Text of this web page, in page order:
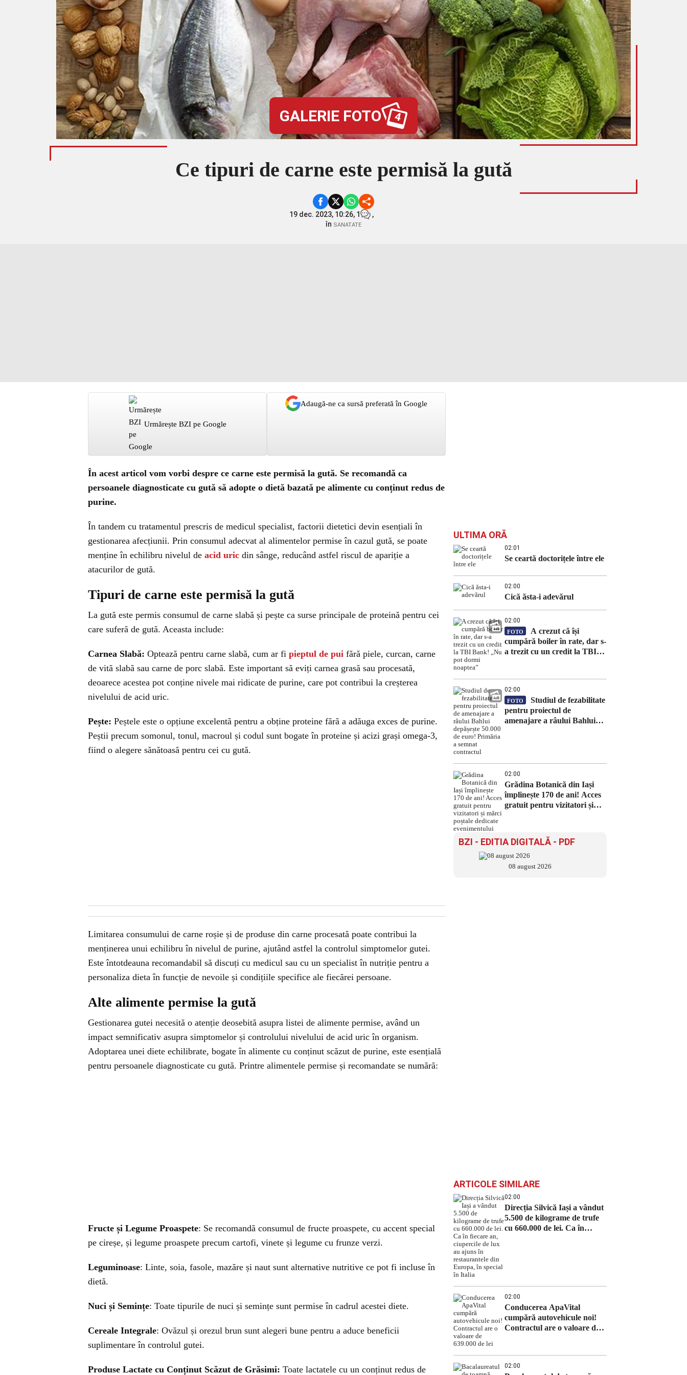
GALERIE FOTO 4
Ce tipuri de carne este permisă la gută
19 dec. 2023, 10:26, 1
,
în SANATATE
Urmărește BZI pe Google
Adaugă-ne ca sursă preferată în Google
În acest articol vom vorbi despre ce carne este permisă la gută. Se recomandă ca
persoanele diagnosticate cu gută să adopte o dietă bazată pe alimente cu conținut redus de
purine.
În tandem cu tratamentul prescris de medicul specialist, factorii dietetici devin esențiali în
gestionarea afecțiunii. Prin consumul adecvat al alimentelor permise în cazul gută, se poate
menține în echilibru nivelul de acid uric din sânge, reducând astfel riscul de apariție a
atacurilor de gută.
Tipuri de carne este permisă la gută
La gută este permis consumul de carne slabă și pește ca surse principale de proteină pentru cei
care suferă de gută. Aceasta include:
Carnea Slabă: Optează pentru carne slabă, cum ar fi pieptul de pui fără piele, curcan, carne
de vită slabă sau carne de porc slabă. Este important să eviți carnea grasă sau procesată,
deoarece acestea pot conține nivele mai ridicate de purine, care pot contribui la creșterea
nivelului de acid uric.
Pește: Peștele este o opțiune excelentă pentru a obține proteine fără a adăuga exces de purine.
Peștii precum somonul, tonul, macroul și codul sunt bogate în proteine și acizi grași omega-3,
fiind o alegere sănătoasă pentru cei cu gută.
Limitarea consumului de carne roșie și de produse din carne procesată poate contribui la
menținerea unui echilibru în nivelul de purine, ajutând astfel la controlul simptomelor gutei.
Este întotdeauna recomandabil să discuți cu medicul sau cu un specialist în nutriție pentru a
personaliza dieta în funcție de nevoile și condițiile specifice ale fiecărei persoane.
Alte alimente permise la gută
Gestionarea gutei necesită o atenție deosebită asupra listei de alimente permise, având un
impact semnificativ asupra simptomelor și controlului nivelului de acid uric în organism.
Adoptarea unei diete echilibrate, bogate în alimente cu conținut scăzut de purine, este esențială
pentru persoanele diagnosticate cu gută. Printre alimentele permise și recomandate se numără:
Fructe și Legume Proaspete: Se recomandă consumul de fructe proaspete, cu accent special
pe cireșe, și legume proaspete precum cartofi, vinete și legume cu frunze verzi.
Leguminoase: Linte, soia, fasole, mazăre și naut sunt alternative nutritive ce pot fi incluse în
dietă.
Nuci și Semințe: Toate tipurile de nuci și semințe sunt permise în cadrul acestei diete.
Cereale Integrale: Ovăzul și orezul brun sunt alegeri bune pentru a aduce beneficii
suplimentare în controlul gutei.
Produse Lactate cu Conținut Scăzut de Grăsimi: Toate lactatele cu un conținut redus de
ULTIMA ORĂ
02:01
Se ceartă doctorițele între ele
02:00
Cică ăsta-i adevărul
02:00
FOTO
A crezut că își
cumpără boiler în rate, dar s-
a trezit cu un credit la TBI
02:00
FOTO
Studiul de fezabilitate
pentru proiectul de
amenajare a râului Bahlui
02:00
Grădina Botanică din Iași
împlinește 170 de ani! Acces
gratuit pentru vizitatori și
BZI - EDITIA DIGITALĂ - PDF
08 august 2026
ARTICOLE SIMILARE
02:00
Direcția Silvică Iași a vândut
5.500 de kilograme de trufe
cu 660.000 de lei. Ca în
02:00
Conducerea ApaVital
cumpără autovehicule noi!
Contractul are o valoare de
02:00